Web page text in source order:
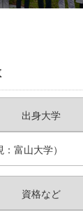
出身大学
富山大学）
資格など